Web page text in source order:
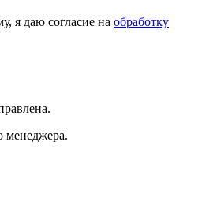
я даю согласие на обработку
менеджера.